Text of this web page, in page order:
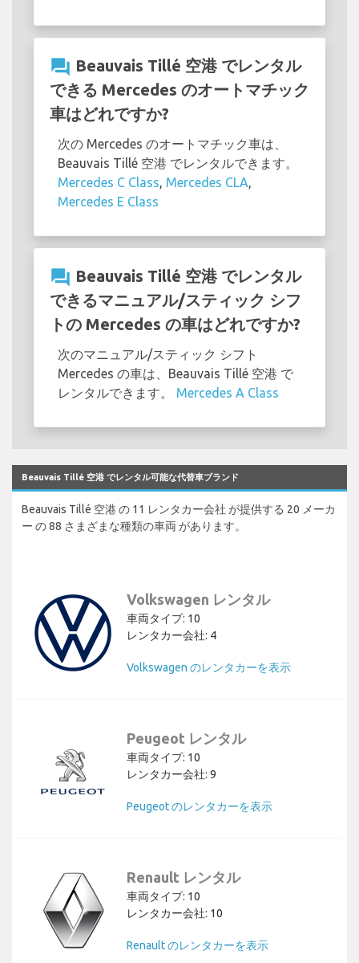
question_answer Beauvais Tillé 空港 でレンタル
できる Mercedes のオートマチック
車はどれですか?
次の Mercedes のオートマチック車は、
Beauvais Tillé 空港 でレンタルできます。
Mercedes C Class, Mercedes CLA,
Mercedes E Class
question_answer Beauvais Tillé 空港 でレンタル
できるマニュアル/スティック シフ
トの Mercedes の車はどれですか?
次のマニュアル/スティック シフト
Mercedes の車は、Beauvais Tillé 空港 で
レンタルできます。 Mercedes A Class
Beauvais Tillé 空港 でレンタル可能な代替車ブランド
Beauvais Tillé 空港 の 11 レンタカー会社 が提供する 20 メーカ
ー の 88 さまざまな種類の車両 があります。
Volkswagen レンタル
車両タイプ: 10
レンタカー会社: 4
Volkswagen のレンタカーを表示
Peugeot レンタル
車両タイプ: 10
レンタカー会社: 9
Peugeot のレンタカーを表示
Renault レンタル
車両タイプ: 10
レンタカー会社: 10
Renault のレンタカーを表示